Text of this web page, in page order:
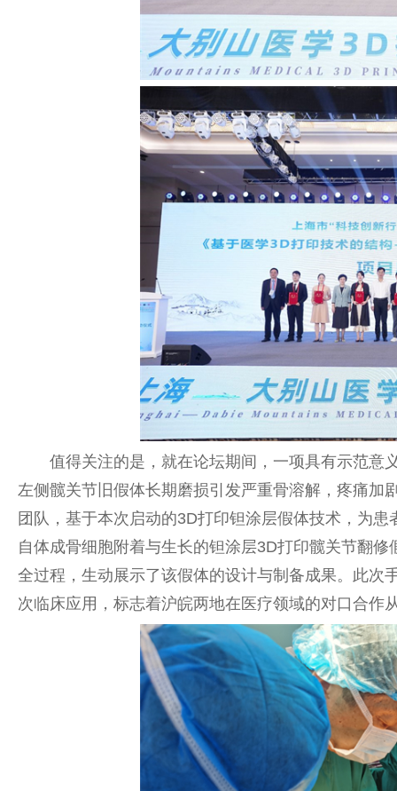
值得关注的是，就在论坛期间，一项具有示范意
左侧髋关节旧假体长期磨损引发严重骨溶解，疼痛加
团队，基于本次启动的3D打印钽涂层假体技术，为
自体成骨细胞附着与生长的钽涂层3D打印髋关节翻
全过程，生动展示了该假体的设计与制备成果。此次
次临床应用，标志着沪皖两地在医疗领域的对口合作